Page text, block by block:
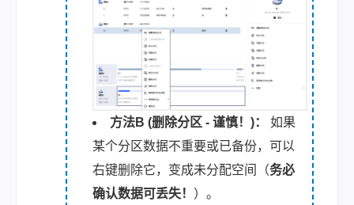
方法B (删除分区 - 谨慎！)：
如果
某个分区数据不重要或已备份，可以
右键删除它，变成未分配空间（务必
确认数据可丢失！ ）。